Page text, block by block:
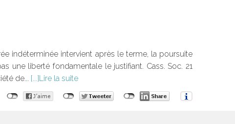
indéterminée intervient après le terme, la poursuite
une liberté fondamentale le justifiant. Cass. Soc. 21
de...
Lire la suite